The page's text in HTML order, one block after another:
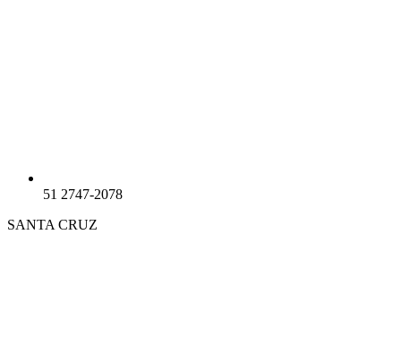
51 2747-2078
SANTA CRUZ